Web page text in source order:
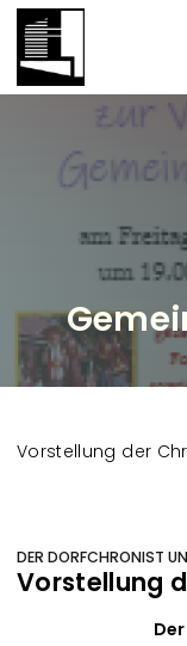
Vorstellung der
DER DORFCHRONIST
Vorstellung